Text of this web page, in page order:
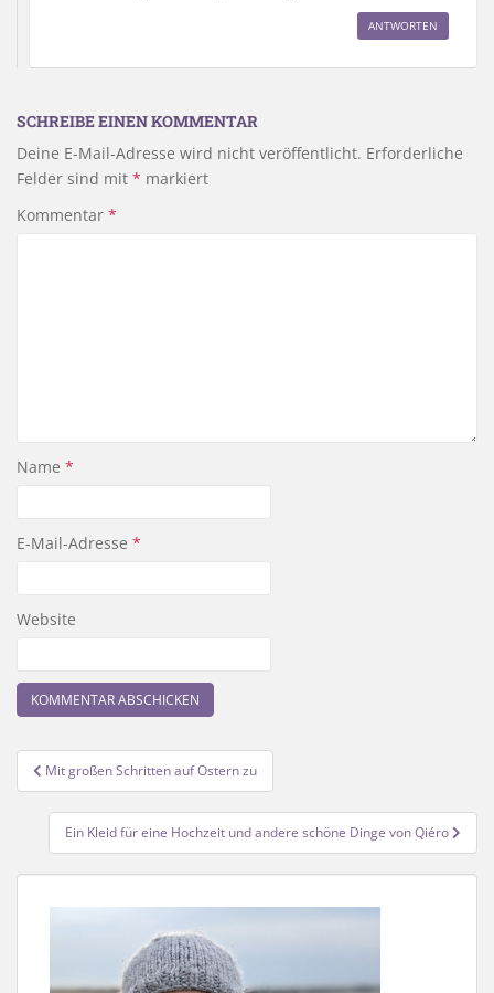
ANTWORTEN
SCHREIBE EINEN KOMMENTAR
Deine E-Mail-Adresse wird nicht veröffentlicht. Erforderliche
Felder sind mit * markiert
Kommentar *
Name *
E-Mail-Adresse *
Website
Beitragsnavigation
Mit großen Schritten auf Ostern zu
Ein Kleid für eine Hochzeit und andere schöne Dinge von Qiéro